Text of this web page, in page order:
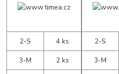
2-S
4 ks
3-M
2 ks
2-S
3-M